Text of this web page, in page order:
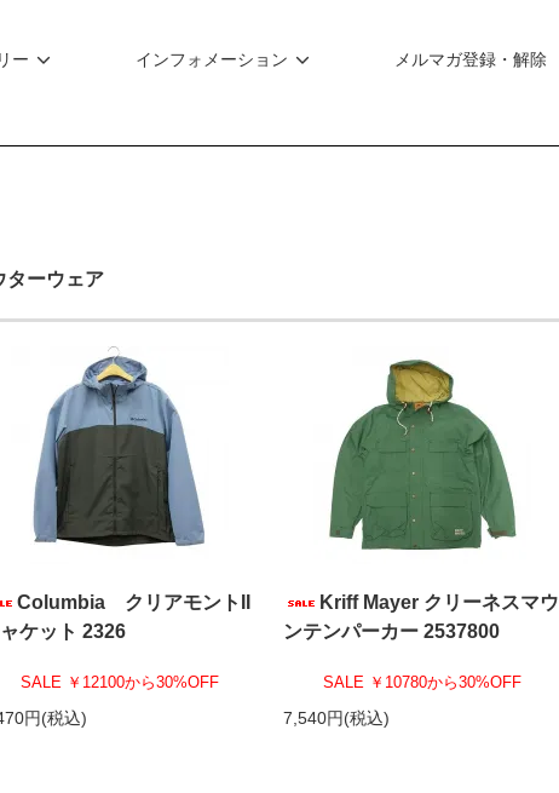
ー インフォメーション メルマガ登録・解除
ターウェア
Columbia クリアモントII
ケット 2326
SALE ￥12100から30%OFF
円(税込)
Kriff Mayer クリーネスマウ
ンテンパーカー 2537800
SALE ￥10780から30%OFF
7,540円(税込)